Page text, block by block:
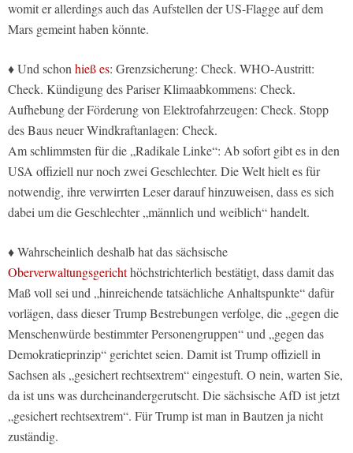
womit er allerdings auch das Aufstellen der US-Flagge auf dem
Mars gemeint haben könnte.
♦ Und schonhieß es: Grenzsicherung: Check. WHO-Austritt:
Check. Kündigung des Pariser Klimaabkommens: Check.
Aufhebung der Förderung von Elektrofahrzeugen: Check. Stopp
des Baus neuer Windkraftanlagen: Check.
Am schlimmsten für die „Radikale Linke“: Ab sofort gibt es in den
USA offiziell nur noch zwei Geschlechter. Die Welt hielt es für
notwendig, ihre verwirrten Leser darauf hinzuweisen, dass es sich
dabei um die Geschlechter „männlich und weiblich“ handelt.
♦ Wahrscheinlich deshalb hat das sächsische
Oberverwaltungsgerichthöchstrichterlich bestätigt, dass damit das
Maß voll sei und „hinreichende tatsächliche Anhaltspunkte“ dafür
vorlägen, dass dieser Trump Bestrebungen verfolge, die „gegen die
Menschenwürde bestimmter Personengruppen“ und „gegen das
Demokratieprinzip“ gerichtet seien. Damit ist Trump offiziell in
Sachsen als „gesichert rechtsextrem“ eingestuft. O nein, warten Sie,
da ist uns was durcheinandergerutscht. Die sächsische AfD ist jetzt
„gesichert rechtsextrem“. Für Trump ist man in Bautzen ja nicht
zuständig.